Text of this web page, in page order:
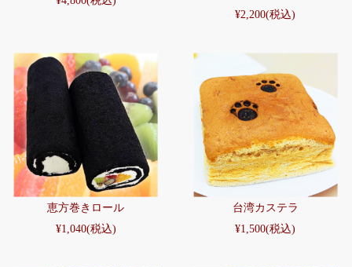
¥2,200(税込)
恵方巻きロール
¥1,040(税込)
台湾カステラ
¥1,500(税込)